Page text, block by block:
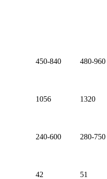
450-840 480-960
1056 1320
240-600 280-750
42 51